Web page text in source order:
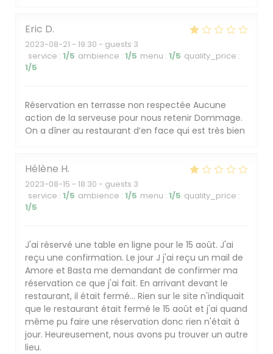
Eric D
2023-08-21 - 19:30 - guests 3
service : 1/5 ambience : 1/5 menu : 1/5 quality_price :
1/5
Réservation en terrasse non respectée Aucune
action de la serveuse pour nous retenir Dommage.
On a dîner au restaurant d’en face qui est très bien
Hélène H
2023-08-15 - 18:30 - guests 3
service : 1/5 ambience : 1/5 menu : 1/5 quality_price :
1/5
J'ai réservé une table en ligne pour le 15 août. J'ai
reçu une confirmation. Le jour J j'ai reçu un mail de
Amore et Basta me demandant de confirmer ma
réservation ce que j'ai fait. En arrivant devant le
restaurant, il était fermé... Rien sur le site n'indiquait
que le restaurant était fermé le 15 août et j'ai quand
même pu faire une réservation donc rien n'était à
jour. Heureusement, nous avons pu trouver un autre
lieu.